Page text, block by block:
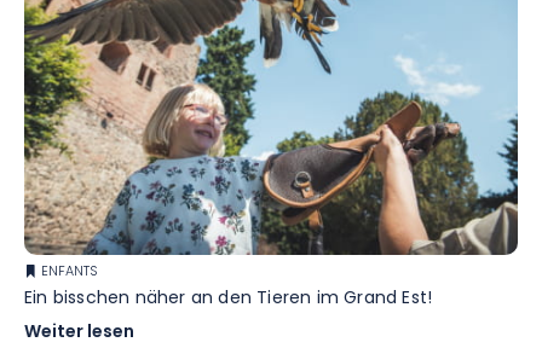
ENFANTS
Ein bisschen näher an den Tieren im Grand Est!
Weiter lesen